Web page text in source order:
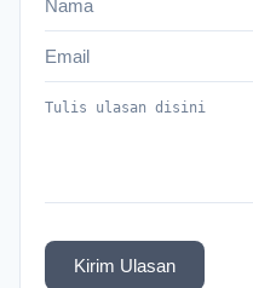
Kirim Ulasan